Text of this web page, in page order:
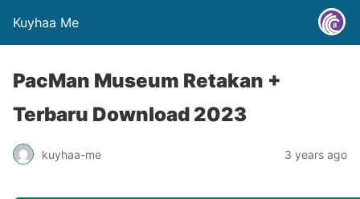
Kuyhaa Me
PacMan Museum Retakan +
Terbaru Download 2023
kuyhaa-me 3 years ago